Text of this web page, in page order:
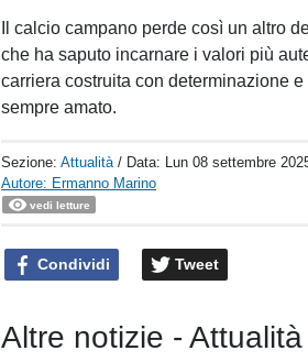
Il calcio campano perde così un altro
che ha saputo incarnare i valori più
carriera costruita con determinazione
sempre amato.
Sezione:Attualità / Data: Lun 08 settembre
Autore: Ermanno Marino
vedi letture
Condividi Tweet
Altre notizie - Attualità